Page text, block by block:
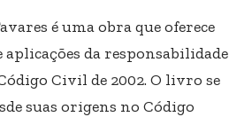
é uma obra que oferece
da responsabilidade
Civil de 2002. O livro se
suas origens no Código